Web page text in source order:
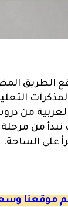
الطريق
من
من مرحلة
على الساحة.
موقعنا